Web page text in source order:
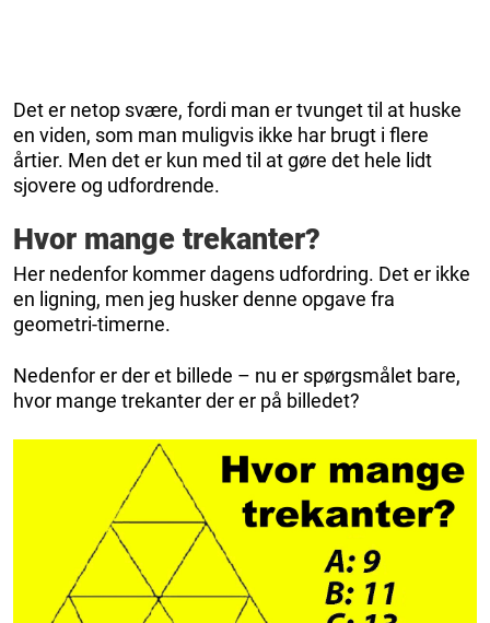
Det er netop svære, fordi man er tvunget til at huske
en viden, som man muligvis ikke har brugt i flere
årtier. Men det er kun med til at gøre det hele lidt
sjovere og udfordrende.
Hvor mange trekanter?
Her nedenfor kommer dagens udfordring. Det er ikke
en ligning, men jeg husker denne opgave fra
geometri-timerne.
Nedenfor er der et billede – nu er spørgsmålet bare,
hvor mange trekanter der er på billedet?